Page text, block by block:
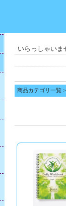
いらっしゃい
商品カテゴリ一覧